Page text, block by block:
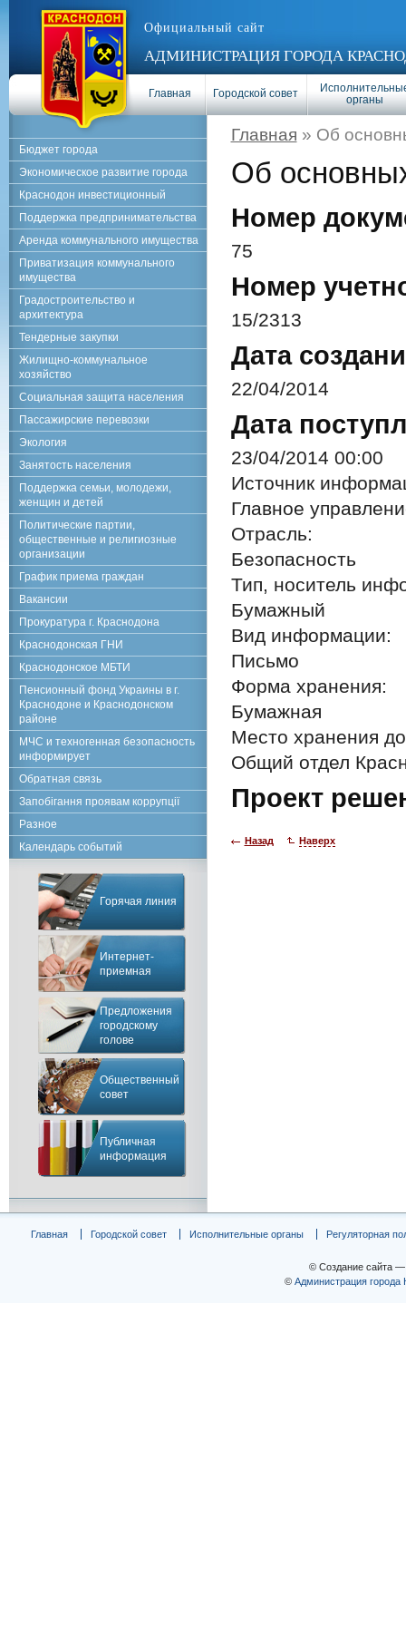
Официальный сайт
АДМИНИСТРАЦИЯ ГОРОДА
Главная Городской совет
органы
Главная » Об
Об
Номер
75
Номер
15/2313
Дата
22/04/2014
Дата
23/04/2014 00:00
Источник
Главное
Отрасль:
Безопасность
Тип, носитель
Бумажный
Вид информации:
Письмо
Форма хранения:
Бумажная
Место хранения
Общий отдел
Проект
Назад Наверх
Бюджет города
Экономическое развитие города
Краснодон инвестиционный
Поддержка предпринимательства
Аренда коммунального имущества
Приватизация коммунального
имущества
Градостроительство и
архитектура
Тендерные закупки
Жилищно-коммунальное
хозяйство
Социальная защита населения
Пассажирские перевозки
Экология
Занятость населения
Поддержка семьи, молодежи,
женщин и детей
Политические партии,
общественные и религиозные
организации
График приема граждан
Вакансии
Прокуратура г. Краснодона
Краснодонская ГНИ
Краснодонское МБТИ
Пенсионный фонд Украины в г.
Краснодоне и Краснодонском
районе
МЧС и техногенная безопасность
информирует
Обратная связь
Запобігання проявам коррупції
Разное
Календарь событий
Горячая линия
Интернет-
приемная
Предложения
городскому
голове
Общественный
совет
Публичная
информация
Главная Городской совет Исполнительные органы Регуляторная
© Создание сайта
© Администрация города